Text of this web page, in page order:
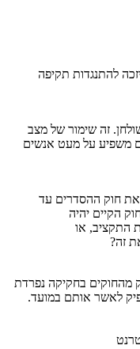
להתנגדות תקיפה
זה שימור של מצב
משפיע על מעט אנשים
את חוק ההסדרים עד
1.1.25 - האם החוק הקיים יהיה
התקציב, או
זה?
מהחוקים בחקיקה נפרדת
לאשר אותם במועד.